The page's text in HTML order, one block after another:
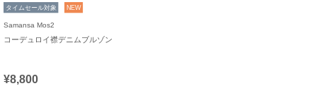
タイムセール対象 NEW
Samansa Mos2
コーデュロイ襟デニムブルゾン
¥8,800